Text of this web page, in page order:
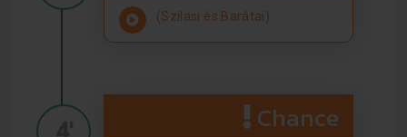
(Szilasi és Barátai)
Chance